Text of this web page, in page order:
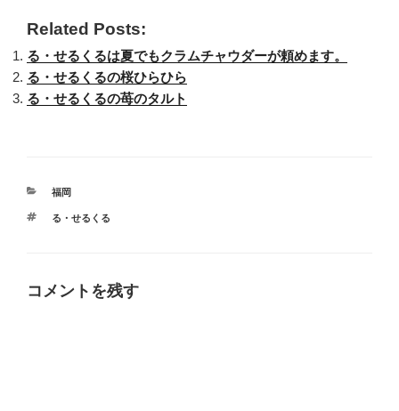
Related Posts:
る・せるくるは夏でもクラムチャウダーが頼めます。
る・せるくるの桜ひらひら
る・せるくるの苺のタルト
カ
ゴ
福岡
タ
る・せるくる
コメントを残す